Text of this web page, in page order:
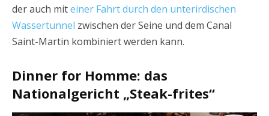
der auch miteiner Fahrt durch den unterirdischen
Wassertunnel zwischen der Seine und dem Canal
Saint-Martin kombiniert werden kann.
Dinner for Homme: das
Nationalgericht „Steak-frites“